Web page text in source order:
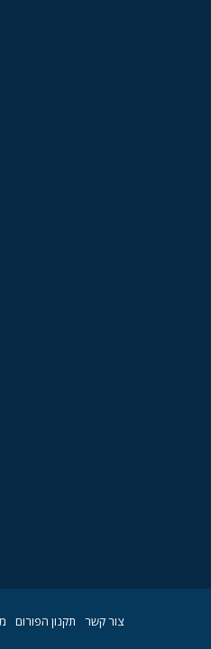
צור קשר תקנון הפורום